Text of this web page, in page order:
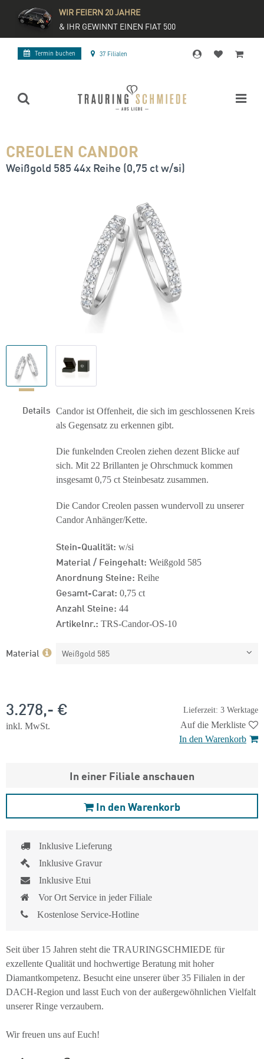
WIR FEIERN 20 JAHRE
& IHR GEWINNT EINEN FIAT 500
Termin buchen 37 Filialen
CREOLEN CANDOR
Weißgold 585 44x Reihe (0,75 ct w/si)
Details Candor ist Offenheit, die sich im geschlossenen Kreis
als Gegensatz zu erkennen gibt.
Die funkelnden Creolen ziehen dezent Blicke auf
sich. Mit 22 Brillanten je Ohrschmuck kommen
insgesamt 0,75 ct Steinbesatz zusammen.
Die Candor Creolen passen wundervoll zu unserer
Candor Anhänger/Kette.
Stein-Qualität: w/si
Material / Feingehalt: Weißgold 585
Anordnung Steine: Reihe
Gesamt-Carat: 0,75 ct
Anzahl Steine: 44
Artikelnr.: TRS-Candor-OS-10
Material Weißgold 585
Lieferzeit: 3 Werktage
3.278,- €
inkl. MwSt.
Auf die Merkliste
In den Warenkorb
In einer Filiale anschauen
In den Warenkorb
Inklusive Lieferung
Inklusive Gravur
Inklusive Etui
Vor Ort Service in jeder Filiale
Kostenlose Service-Hotline
Seit über 15 Jahren steht die TRAURINGSCHMIEDE für
exzellente Qualität und hochwertige Beratung mit hoher
Diamantkompetenz. Besucht eine unserer über 35 Filialen in der
DACH-Region und lasst Euch von der außergewöhnlichen Vielfalt
unserer Ringe verzaubern.
Wir freuen uns auf Euch!